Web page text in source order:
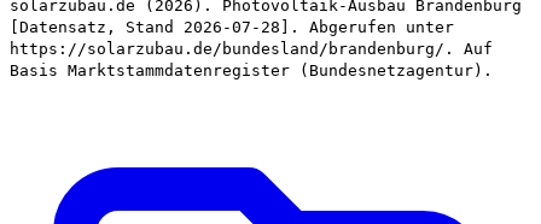
solarzubau.de (2026). Photovoltaik-Ausbau Brandenburg
[Datensatz, Stand 2026-07-28]. Abgerufen unter
https://solarzubau.de/bundesland/brandenburg/. Auf
Basis Marktstammdatenregister (Bundesnetzagentur).